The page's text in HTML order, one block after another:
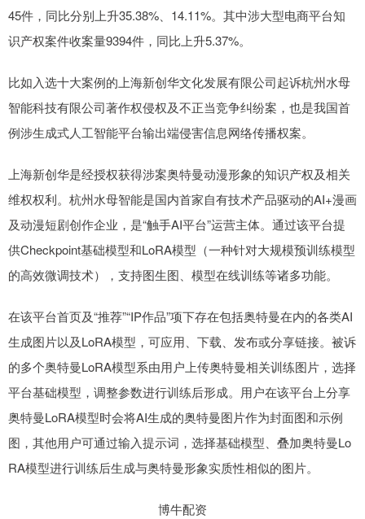
45件，同比分别上升35.38%、14.11%。其中涉大型电商平台知
识产权案件收案量9394件，同比上升5.37%。
比如入选十大案例的上海新创华文化发展有限公司起诉杭州水母
智能科技有限公司著作权侵权及不正当竞争纠纷案，也是我国首
例涉生成式人工智能平台输出端侵害信息网络传播权案。
上海新创华是经授权获得涉案奥特曼动漫形象的知识产权及相关
维权权利。杭州水母智能是国内首家自有技术产品驱动的AI+漫画
及动漫短剧创作企业，是“触手AI平台”运营主体。通过该平台提
供Checkpoint基础模型和LoRA模型（一种针对大规模预训练模型
的高效微调技术），支持图生图、模型在线训练等诸多功能。
在该平台首页及“推荐”“IP作品”项下存在包括奥特曼在内的各类AI
生成图片以及LoRA模型，可应用、下载、发布或分享链接。被诉
的多个奥特曼LoRA模型系由用户上传奥特曼相关训练图片，选择
平台基础模型，调整参数进行训练后形成。用户在该平台上分享
奥特曼LoRA模型时会将AI生成的奥特曼图片作为封面图和示例
图，其他用户可通过输入提示词，选择基础模型、叠加奥特曼Lo
RA模型进行训练后生成与奥特曼形象实质性相似的图片。
博牛配资